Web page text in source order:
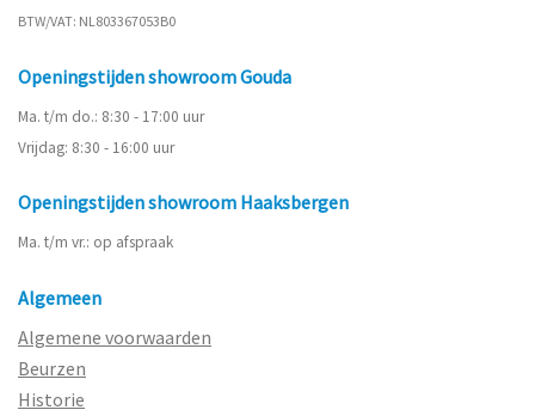
BTW/VAT: NL803367053B0
Openingstijden showroom Gouda
Ma. t/m do.: 8:30 - 17:00 uur
Vrijdag: 8:30 - 16:00 uur
Openingstijden showroom Haaksbergen
Ma. t/m vr.: op afspraak
Algemeen
Algemene voorwaarden
Beurzen
Historie